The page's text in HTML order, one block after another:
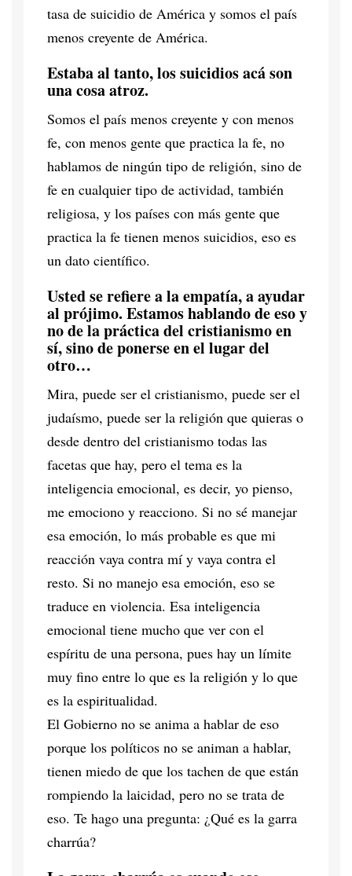
tasa de suicidio de América y somos el país
menos creyente de América.
Estaba al tanto, los suicidios acá son
una cosa atroz.
Somos el país menos creyente y con menos
fe, con menos gente que practica la fe, no
hablamos de ningún tipo de religión, sino de
fe en cualquier tipo de actividad, también
religiosa, y los países con más gente que
practica la fe tienen menos suicidios, eso es
un dato científico.
Usted se refiere a la empatía, a ayudar
al prójimo. Estamos hablando de eso y
no de la práctica del cristianismo en
sí, sino de ponerse en el lugar del
otro…
Mira, puede ser el cristianismo, puede ser el
judaísmo, puede ser la religión que quieras o
desde dentro del cristianismo todas las
facetas que hay, pero el tema es la
inteligencia emocional, es decir, yo pienso,
me emociono y reacciono. Si no sé manejar
esa emoción, lo más probable es que mi
reacción vaya contra mí y vaya contra el
resto. Si no manejo esa emoción, eso se
traduce en violencia. Esa inteligencia
emocional tiene mucho que ver con el
espíritu de una persona, pues hay un límite
muy fino entre lo que es la religión y lo que
es la espiritualidad.
El Gobierno no se anima a hablar de eso
porque los políticos no se animan a hablar,
tienen miedo de que los tachen de que están
rompiendo la laicidad, pero no se trata de
eso. Te hago una pregunta: ¿Qué es la garra
charrúa?